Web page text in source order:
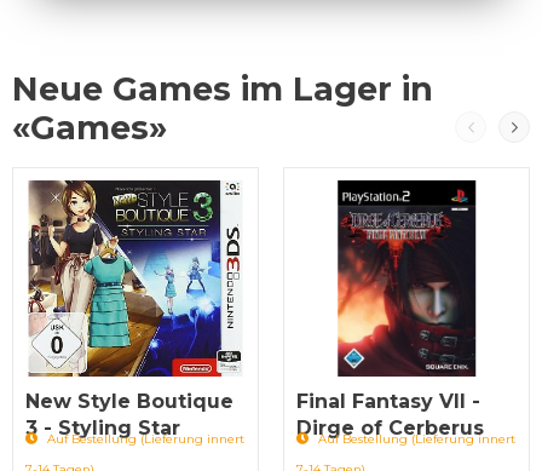
Neue Games im Lager in
«Games»
New Style Boutique
3 - Styling Star
Auf Bestellung (Lieferung innert
Final Fantasy VII -
Dirge of Cerberus
Auf Bestellung (Lieferung innert